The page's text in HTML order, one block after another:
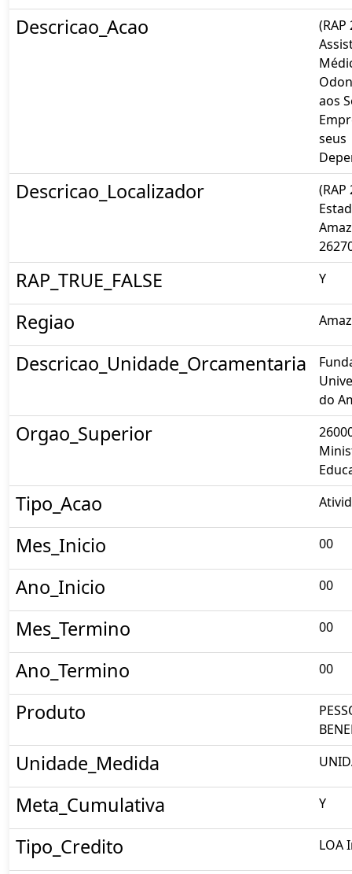
Descricao_Acao
(RAP
aos
seus
Descricao_Localizador
(RAP
RAP_TRUE_FALSE Y
Regiao
Descricao_Unidade_Orcamentaria
do
Orgao_Superior
Tipo_Acao
Mes_Inicio 00
Ano_Inicio 00
Mes_Termino 00
Ano_Termino 00
Produto
Unidade_Medida
Meta_Cumulativa Y
Tipo_Credito LOA